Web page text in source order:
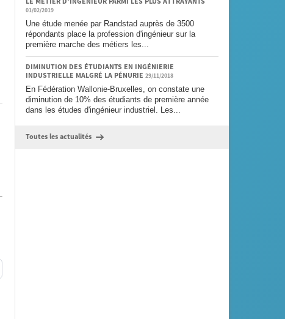
01/02/2019
Une étude menée par Randstad auprès de 3500
répondants place la profession d'ingénieur sur la
première marche des métiers les...
DIMINUTION DES ÉTUDIANTS EN INGÉNIERIE
INDUSTRIELLE MALGRÉ LA PÉNURIE 29/11/2018
En Fédération Wallonie-Bruxelles, on constate une
diminution de 10% des étudiants de première année
dans les études d'ingénieur industriel. Les...
Toutes les actualités